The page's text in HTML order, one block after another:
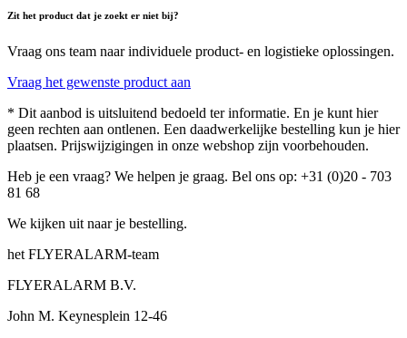
Zit het product dat je zoekt er niet bij?
Vraag ons team naar individuele product- en logistieke oplossingen.
Vraag het gewenste product aan
* Dit aanbod is uitsluitend bedoeld ter informatie. En je kunt hier
geen rechten aan ontlenen. Een daadwerkelijke bestelling kun je hier
plaatsen. Prijswijzigingen in onze webshop zijn voorbehouden.
Heb je een vraag? We helpen je graag. Bel ons op: +31 (0)20 - 703
81 68
We kijken uit naar je bestelling.
het FLYERALARM-team
FLYERALARM B.V.
John M. Keynesplein 12-46